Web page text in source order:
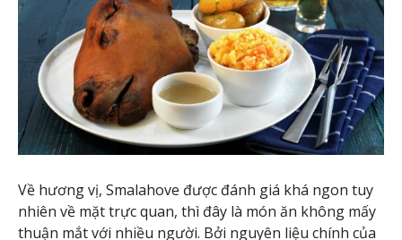
Về hương vị, Smalahove được đánh giá khá ngon tuy
nhiên về mặt trực quan, thì đây là món ăn không mấy
thuận mắt với nhiều người. Bởi nguyên liệu chính của